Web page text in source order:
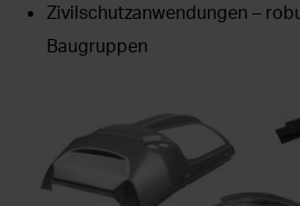
Zivilschutzanwendungen –
Baugruppen